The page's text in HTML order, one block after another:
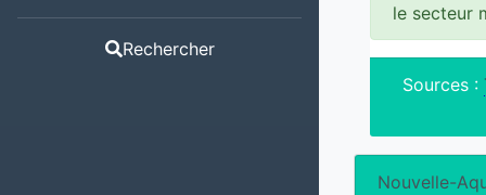
Rechercher
le secteur
Sources :
Nouvelle-